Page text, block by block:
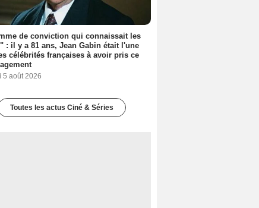
de conviction qui connaissait les
: il y a 81 ans, Jean Gabin était l'une
célébrités françaises à avoir pris ce
5 août 2026
Toutes les actus Ciné & Séries